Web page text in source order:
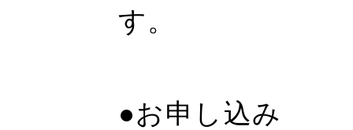
す。
●お申し込み